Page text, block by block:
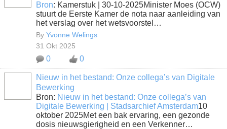
Bron: Kamerstuk | 30-10-2025Minister Moes (OCW)
stuurt de Eerste Kamer de nota naar aanleiding van
het verslag over het wetsvoorstel…
By Yvonne Welings
31 Okt 2025
0 0
Nieuw in het bestand: Onze collega’s van Digitale
Bewerking
Bron: Nieuw in het bestand: Onze collega’s van
Digitale Bewerking | Stadsarchief Amsterdam10
oktober 2025Met een bak ervaring, een gezonde
dosis nieuwsgierigheid en een Verkenner…